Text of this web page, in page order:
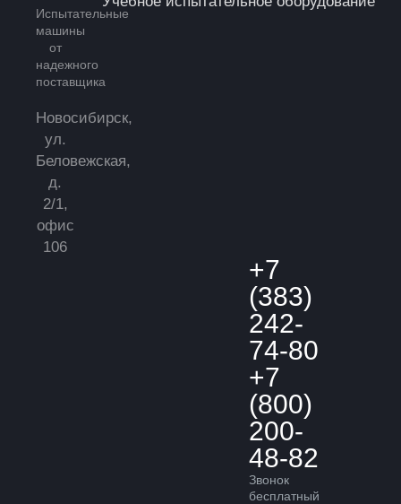
Испытательные
машины
от
надежного
поставщика
Новосибирск,
ул.
Беловежская,
д.
2/1,
офис
106
+7
(383)
242-
74-80
+7
(800)
200-
48-82
Звонок
бесплатный